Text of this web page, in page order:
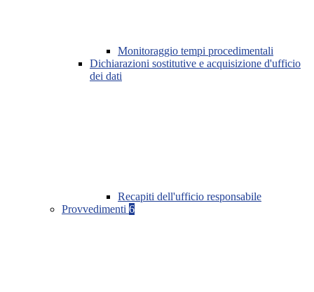
Monitoraggio tempi procedimentali
Dichiarazioni sostitutive e acquisizione d'ufficio
dei dati
Recapiti dell'ufficio responsabile
Provvedimenti 6